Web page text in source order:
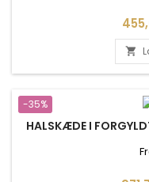
Pris

-35%
HALSKÆDE I